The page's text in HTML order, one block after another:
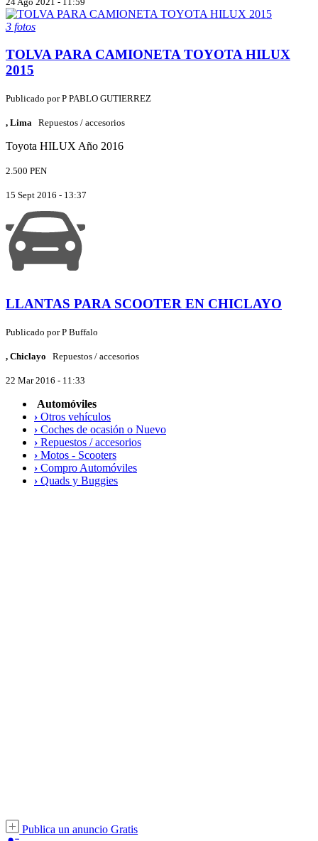
3 fotos
TOLVA PARA CAMIONETA TOYOTA HILUX
2015
Publicado porP PABLO GUTIERREZ
, Lima Repuestos / accesorios
Toyota HILUX Año 2016
2.500 PEN
15 Sept 2016 - 13:37
LLANTAS PARA SCOOTER EN CHICLAYO
Publicado porP Buffalo
, Chiclayo Repuestos / accesorios
22 Mar 2016 - 11:33
Automóviles
› Otros vehículos
› Coches de ocasión o Nuevo
› Repuestos / accesorios
› Motos - Scooters
› Compro Automóviles
› Quads y Buggies
Publica un anuncio Gratis